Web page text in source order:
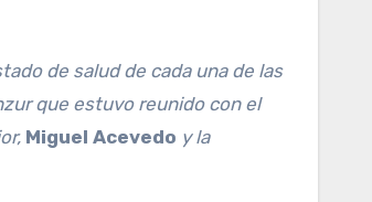
de salud de cada una de las
que estuvo reunido con el
Miguel Acevedo y la